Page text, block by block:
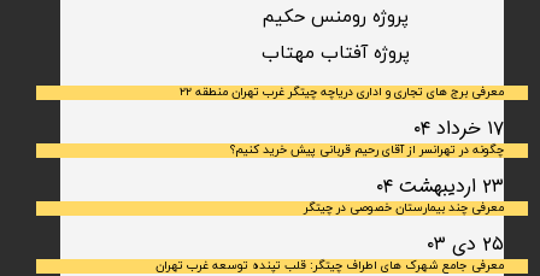
معرفی برج های تجاری و اداری دریاچه چیتگر غرب تهران منطقه ۲۲
۱۷ خرداد ۰۴
چگونه در تهرانسر از آقای رحیم قربانی پیش خرید کنیم؟
۲۳ اردیبهشت ۰۴
معرفی چند بیمارستان خصوصی در چیتگر
۲۵ دی ۰۳
معرفی جامع شهرک‌ های اطراف چیتگر: قلب تپنده توسعه غرب تهران
​پروژه آفتاب مهتاب
پروژه رومنس حکیم